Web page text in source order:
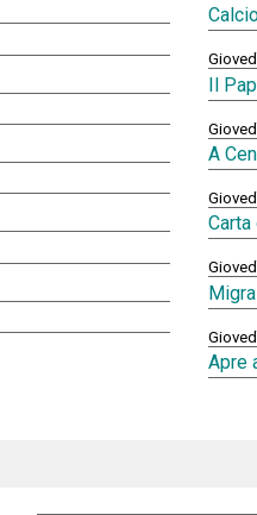
Il
A
Apre